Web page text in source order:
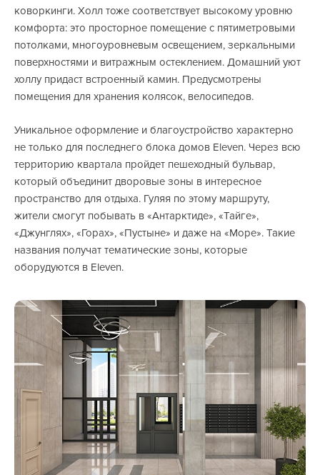
коворкинги. Холл тоже соответствует высокому уровню
комфорта: это просторное помещение с пятиметровыми
потолками, многоуровневым освещением, зеркальными
поверхностями и витражным остеклением. Домашний уют
холлу придаст встроенный камин. Предусмотрены
помещения для хранения колясок, велосипедов.
Уникальное оформление и благоустройство характерно
не только для последнего блока домов Eleven. Через всю
территорию квартала пройдет пешеходный бульвар,
который объединит дворовые зоны в интересное
пространство для отдыха. Гуляя по этому маршруту,
жители смогут побывать в «Антарктиде», «Тайге»,
«Джунглях», «Горах», «Пустыне» и даже на «Море». Такие
названия получат тематические зоны, которые
оборудуются в Eleven.